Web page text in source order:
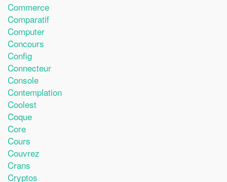
Commerce
Comparatif
Computer
Concours
Config
Connecteur
Console
Contemplation
Coolest
Coque
Core
Cours
Couvrez
Crans
Cryptos